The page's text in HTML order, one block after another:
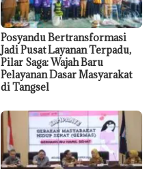
Posyandu Bertransformasi
Jadi Pusat Layanan Terpadu,
Pilar Saga: Wajah Baru
Pelayanan Dasar Masyarakat
di Tangsel